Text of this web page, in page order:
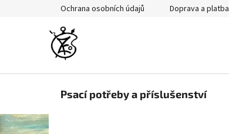
Ochrana osobních údajů Doprava a platba
Psací potřeby a příslušenství